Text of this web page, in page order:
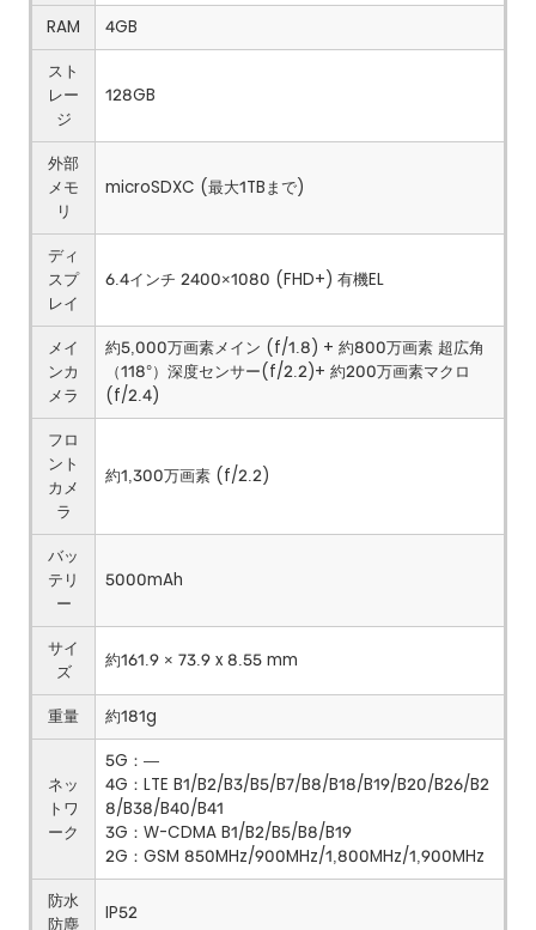
RAM
4GB
スト
レー
ジ
128GB
外部
メモ
リ
microSDXC (最大1TBまで)
ディ
スプ
レイ
6.4インチ 2400×1080 (FHD+) 有機EL
メイ
ンカ
メラ
約5,000万画素メイン (f/1.8) + 約800万画素 超広角
（118°）深度センサー(f/2.2)+ 約200万画素マクロ
(f/2.4)
フロ
ント
カメ
ラ
約1,300万画素 (f/2.2)
バッ
テリ
ー
5000mAh
サイ
ズ
約161.9 × 73.9 x 8.55 mm
重量 約181g
ネッ
トワ
ーク
5G：―
4G：LTE B1/B2/B3/B5/B7/B8/B18/B19/B20/B26/B2
8/B38/B40/B41
3G：W-CDMA B1/B2/B5/B8/B19
2G：GSM 850MHz/900MHz/1,800MHz/1,900MHz
防水
防塵
IP52